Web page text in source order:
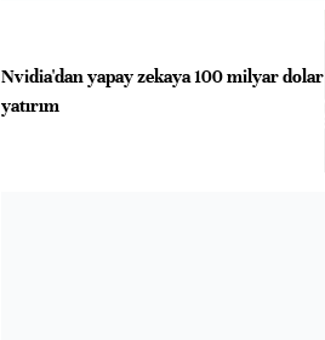
Nvidia'dan yapay zekaya 100 milyar dolar
yatırım